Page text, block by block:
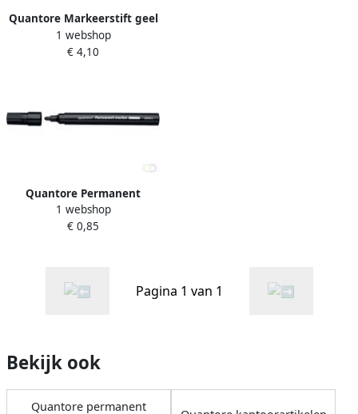
Quantore Markeerstift geel
1 webshop
€ 4,10
Quantore Permanent
marker rond 1-1.5mm zwart
1 webshop
€ 0,85
Pagina 1 van 1
Bekijk ook
Quantore permanent